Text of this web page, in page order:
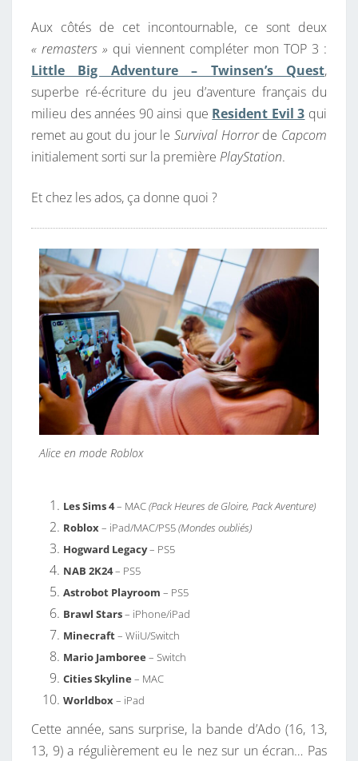
Aux côtés de cet incontournable, ce sont deux
« remasters » qui viennent compléter mon TOP 3 :
Little Big Adventure – Twinsen’s Quest,
superbe ré-écriture du jeu d’aventure français du
milieu des années 90 ainsi que Resident Evil 3 qui
remet au gout du jour le Survival Horrorde Capcom
initialement sorti sur la première PlayStation.
Et chez les ados, ça donne quoi ?
Alice en mode Roblox
Les Sims 4– MAC(Pack Heures de Gloire, Pack Aventure)
Roblox– iPad/MAC/PS5(Mondes oubliés)
Hogward Legacy– PS5
NAB 2K24– PS5
Astrobot Playroom – PS5
Brawl Stars– iPhone/iPad
Minecraft– WiiU/Switch
Mario Jamboree – Switch
Cities Skyline – MAC
Worldbox– iPad
Cette année, sans surprise, la bande d’Ado (16, 13,
13, 9) a régulièrement eu le nez sur un écran… Pas